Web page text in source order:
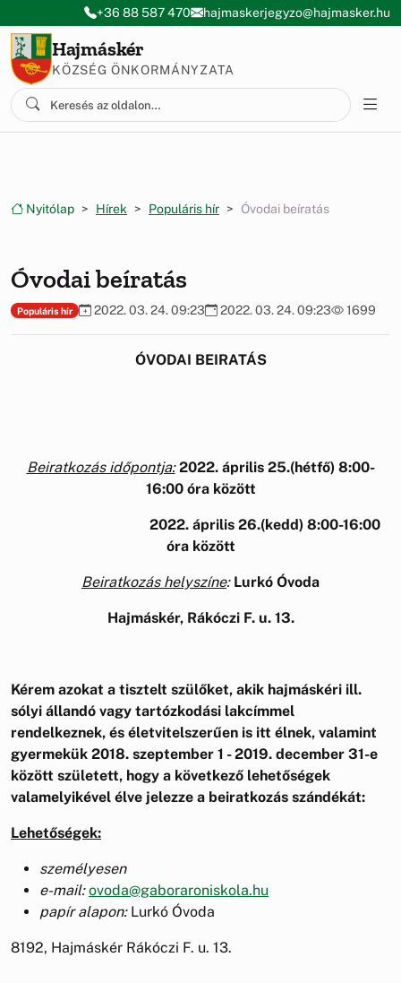
Ugrás a menüre
Ugrás a tartalomra
+36 88 587 470 hajmaskerjegyzo@hajmasker.hu
Hajmáskér
KÖZSÉG ÖNKORMÁNYZATA
Nyitólap Hírek Populáris hír Óvodai beíratás
Óvodai beíratás
Populáris hír 2022. 03. 24. 09:23 2022. 03. 24. 09:23 1699
ÓVODAI BEIRATÁS
Beiratkozás időpontja:2022. április 25.(hétfő) 8:00-
16:00 óra között
2022. április 26.(kedd) 8:00-16:00
óra között
Beiratkozás helyszíne:Lurkó Óvoda
Hajmáskér, Rákóczi F. u. 13.
Kérem azokat a tisztelt szülőket, akik hajmáskéri ill.
sólyi állandó vagy tartózkodási lakcímmel
rendelkeznek, és életvitelszerűen is itt élnek, valamint
gyermekük 2018. szeptember 1 - 2019. december 31-e
között született, hogy a következő lehetőségek
valamelyikével élve jelezze a beiratkozás szándékát:
Lehetőségek:
személyesen
e-mail:ovoda@gaboraroniskola.hu
papír alapon:Lurkó Óvoda
8192, Hajmáskér Rákóczi F. u. 13.